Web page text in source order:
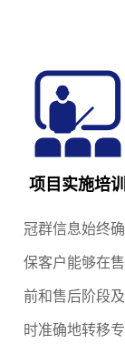
项目实施培训
冠群信息始终确
保客户能够在售
前和售后阶段及
时准确地转移专